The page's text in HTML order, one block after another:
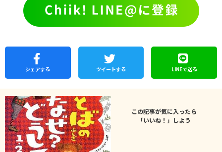
シェアする ツイートする LINEで送る
この記事が気に入ったら
「いいね！」しよう